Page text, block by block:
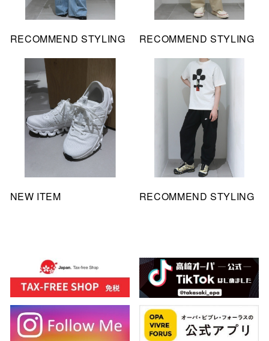
RECOMMEND STYLING RECOMMEND STYLING
NEW ITEM RECOMMEND STYLING